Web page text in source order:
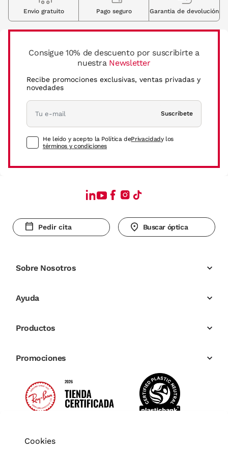
Consigue 10% de descuento por suscribirte a
nuestra Newsletter
Recibe promociones exclusivas, ventas privadas y
novedades
Suscríbete
He leído y acepto la Política dePrivacidady los
términos y condiciones
Envio gratuito Pago seguro Garantia de devolución
Pedir cita Buscar óptica
Sobre Nosotros
Ayuda
Productos
Promociones
Cookies